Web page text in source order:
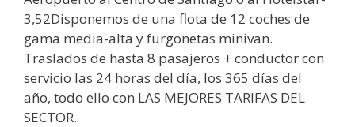
3,52Disponemos de una flota de 12 coches de
gama media-alta y furgonetas minivan.
Traslados de hasta 8 pasajeros + conductor con
servicio las 24 horas del día, los 365 días del
año, todo ello con LAS MEJORES TARIFAS DEL
SECTOR.